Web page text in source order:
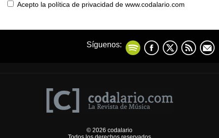
Acepto la política de privacidad de www.codalario.com
Síguenos:
© 2026 codalario